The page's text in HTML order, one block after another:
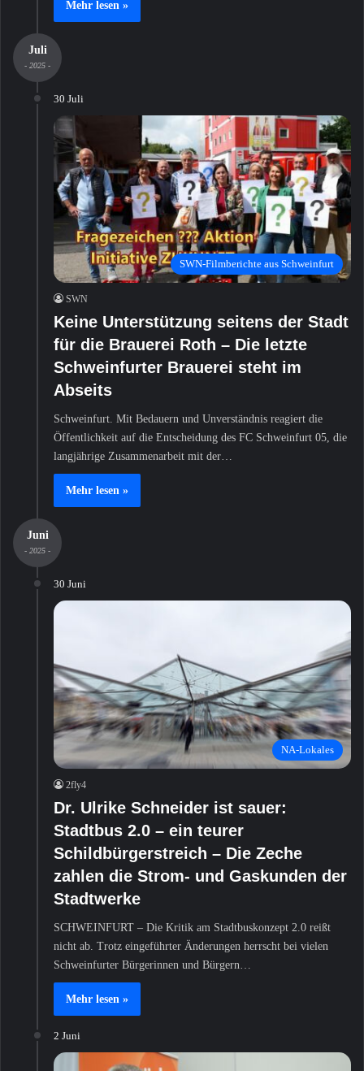
Mehr lesen »
Juli
- 2025 -
30 Juli
SWN-Filmberichte aus Schweinfurt
SWN
Keine Unterstützung seitens der Stadt
für die Brauerei Roth – Die letzte
Schweinfurter Brauerei steht im
Abseits
Schweinfurt. Mit Bedauern und Unverständnis reagiert die
Öffentlichkeit auf die Entscheidung des FC Schweinfurt 05, die
langjährige Zusammenarbeit mit der…
Mehr lesen »
Juni
- 2025 -
30 Juni
NA-Lokales
2fly4
Dr. Ulrike Schneider ist sauer:
Stadtbus 2.0 – ein teurer
Schildbürgerstreich – Die Zeche
zahlen die Strom- und Gaskunden der
Stadtwerke
SCHWEINFURT – Die Kritik am Stadtbuskonzept 2.0 reißt
nicht ab. Trotz eingeführter Änderungen herrscht bei vielen
Schweinfurter Bürgerinnen und Bürgern…
Mehr lesen »
2 Juni